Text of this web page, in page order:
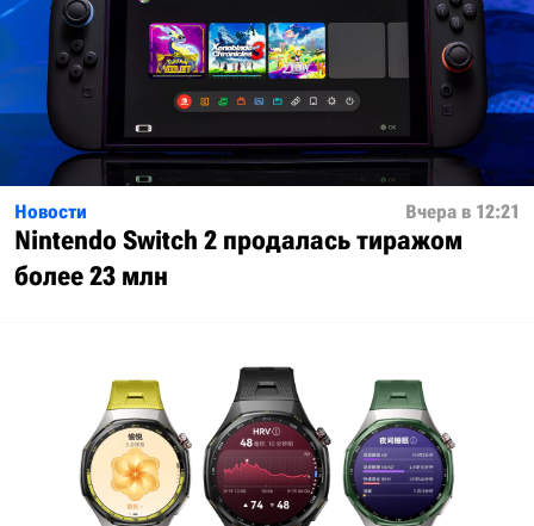
Новости Вчера в 12:21
Nintendo Switch 2 продалась тиражом
более 23 млн